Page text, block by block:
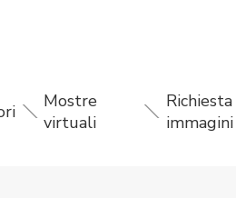
Mostre
virtuali
Richiesta
immagini